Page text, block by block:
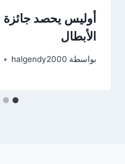
أوليس يحصد
الأبطال
بواسطة halgendy2000